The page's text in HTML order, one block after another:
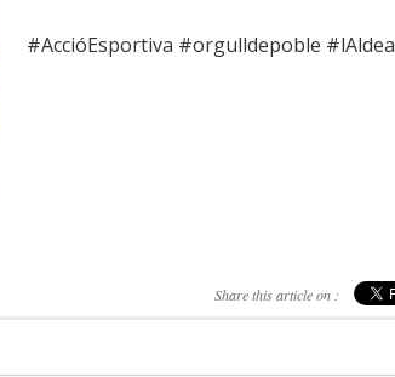
#AccióEsportiva #orgulldepoble #lAldea
Share this article on :